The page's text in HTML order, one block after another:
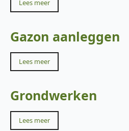
Lees meer
Gazon aanleggen
Lees meer
Grondwerken
Lees meer